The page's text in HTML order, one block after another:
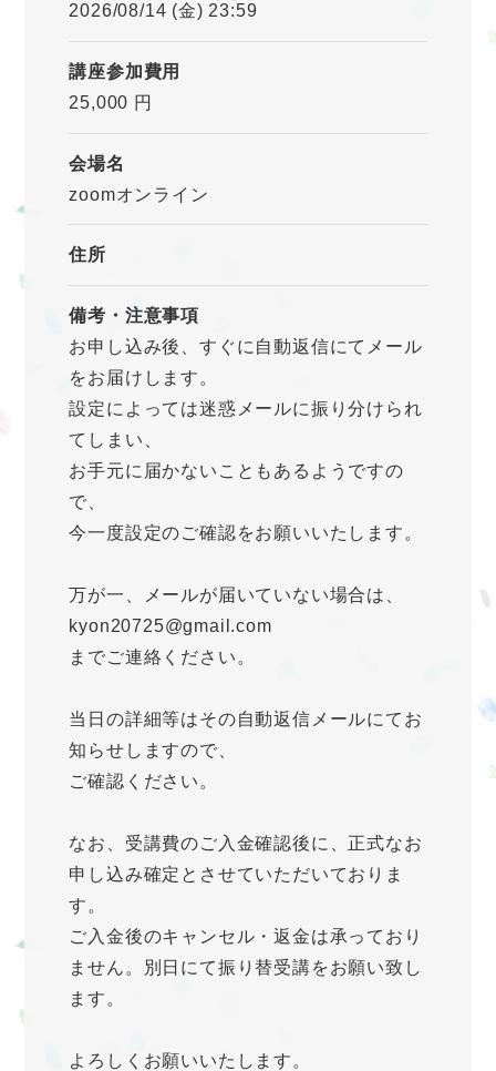
2026/08/14 (金) 23:59
講座参加費用
25,000 円
会場名
zoomオンライン
住所
備考・注意事項
お申し込み後、すぐに自動返信にてメール
をお届けします。
設定によっては迷惑メールに振り分けられ
てしまい、
お手元に届かないこともあるようですの
で、
今一度設定のご確認をお願いいたします。
万が一、メールが届いていない場合は、
kyon20725@gmail.com
までご連絡ください。
当日の詳細等はその自動返信メールにてお
知らせしますので、
ご確認ください。
なお、受講費のご入金確認後に、正式なお
申し込み確定とさせていただいておりま
す。
ご入金後のキャンセル・返金は承っており
ません。別日にて振り替受講をお願い致し
ます。
よろしくお願いいたします。